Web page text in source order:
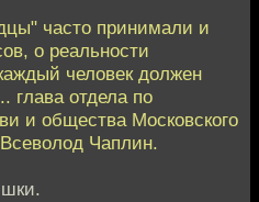
часто принимали и
о реальности
человек должен
глава отдела по
и общества Московского
Чаплин.